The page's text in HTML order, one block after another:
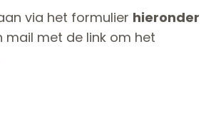
via het formulier hieronder
met de link om het